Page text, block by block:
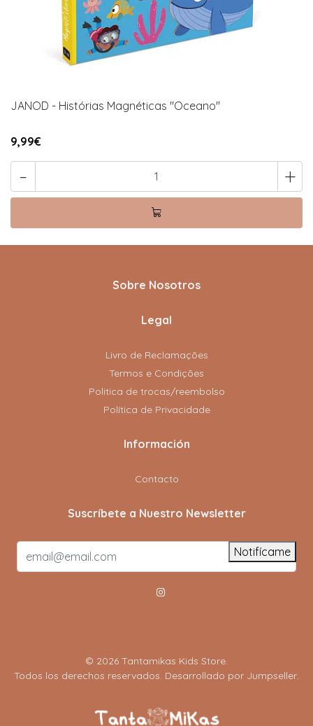
JANOD - Histórias Magnéticas "Oceano"
9,99€
- +
Sobre Nosotros
Legal
Livro de Reclamações
Termos e Condições
Politica de trocas/reembolso
Política de Privacidade
Información
Contacto
Suscríbete a Nuestro Newsletter
Notifícame
© 2026 Tantamikas Kids Store.
Todos los derechos reservados. Desarrollado por Jumpseller.